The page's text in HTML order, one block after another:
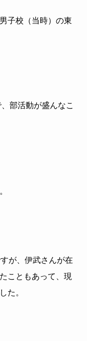
子校（当時）の東
部活動が盛んなこ
が、伊武さんが在
こともあって、現
た。